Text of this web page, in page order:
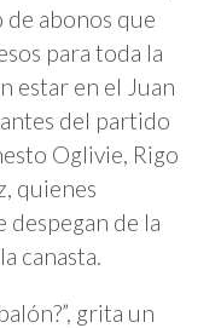
de abonos que
para toda la
estar en el Juan
del partido
Oglivie, Rigo
quienes
despegan de la
canasta.
grita un